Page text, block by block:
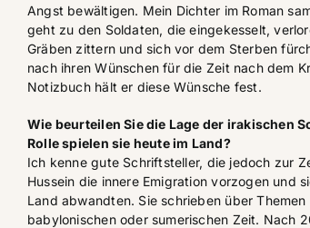
Angst bewältigen. Mein Dichter im Roman
geht zu den Soldaten, die eingekesselt,
Gräben zittern und sich vor dem Sterben
nach ihren Wünschen für die Zeit nach dem
Notizbuch hält er diese Wünsche fest.
Wie beurteilen Sie die Lage der irakischen
Rolle spielen sie heute im Land?
Ich kenne gute Schriftsteller, die jedoch zur
Hussein die innere Emigration vorzogen und
Land abwandten. Sie schrieben über Themen
babylonischen oder sumerischen Zeit. Nach